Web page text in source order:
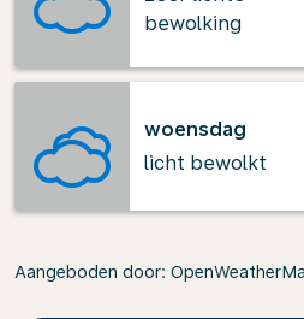
bewolking
woensdag
licht bewolkt
Aangeboden door: